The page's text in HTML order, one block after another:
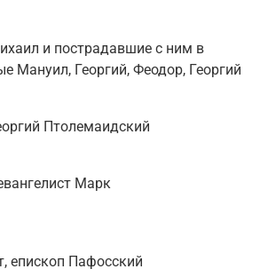
и пострадавшие с ним в
Мануил, Георгий, Феодор, Георгий
Птолемаидский
Марк
епископ Пафосский